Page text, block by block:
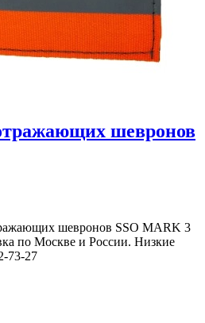
шевронов
шевронов SSO MARK 3
по Москве и России. Низкие
73-27